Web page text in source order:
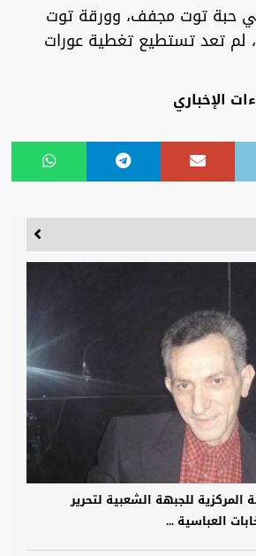
حبة توت مجفف، وورقة توت
لم تعد تستطيع تغطية عورات
الإخباري
المركزية للجبهة الشعبية لتحرير
العباسية ...